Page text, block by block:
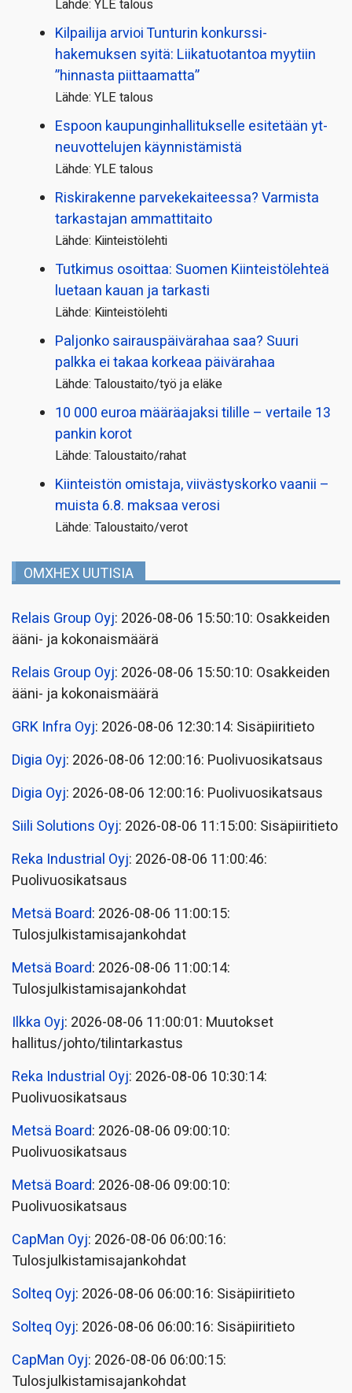
Lähde: YLE talous
Kilpailija arvioi Tunturin konkurssi­
hakemuksen syitä: Liikatuotantoa myytiin
”hinnasta piittaamatta”
Lähde: YLE talous
Espoon kaupungin­hallitukselle esitetään yt-
neuvottelujen käynnistämistä
Lähde: YLE talous
Riskirakenne parvekekaiteessa? Varmista
tarkastajan ammattitaito
Lähde: Kiinteistölehti
Tutkimus osoittaa: Suomen Kiinteistölehteä
luetaan kauan ja tarkasti
Lähde: Kiinteistölehti
Paljonko sairauspäivä­rahaa saa? Suuri
palkka ei takaa korkeaa päivärahaa
Lähde: Taloustaito/työ ja eläke
10 000 euroa määräajaksi tilille – vertaile 13
pankin korot
Lähde: Taloustaito/rahat
Kiinteistön omistaja, viivästyskorko vaanii –
muista 6.8. maksaa verosi
Lähde: Taloustaito/verot
OMXHEX UUTISIA
Relais Group Oyj: 2026-08-06 15:50:10: Osakkeiden
ääni- ja kokonaismäärä
Relais Group Oyj: 2026-08-06 15:50:10: Osakkeiden
ääni- ja kokonaismäärä
GRK Infra Oyj: 2026-08-06 12:30:14: Sisäpiiritieto
Digia Oyj: 2026-08-06 12:00:16: Puolivuosikatsaus
Digia Oyj: 2026-08-06 12:00:16: Puolivuosikatsaus
Siili Solutions Oyj: 2026-08-06 11:15:00: Sisäpiiritieto
Reka Industrial Oyj: 2026-08-06 11:00:46:
Puolivuosikatsaus
Metsä Board: 2026-08-06 11:00:15:
Tulosjulkistamisajankohdat
Metsä Board: 2026-08-06 11:00:14:
Tulosjulkistamisajankohdat
Ilkka Oyj: 2026-08-06 11:00:01: Muutokset
hallitus/johto/tilintarkastus
Reka Industrial Oyj: 2026-08-06 10:30:14:
Puolivuosikatsaus
Metsä Board: 2026-08-06 09:00:10:
Puolivuosikatsaus
Metsä Board: 2026-08-06 09:00:10:
Puolivuosikatsaus
CapMan Oyj: 2026-08-06 06:00:16:
Tulosjulkistamisajankohdat
Solteq Oyj: 2026-08-06 06:00:16: Sisäpiiritieto
Solteq Oyj: 2026-08-06 06:00:16: Sisäpiiritieto
CapMan Oyj: 2026-08-06 06:00:15:
Tulosjulkistamisajankohdat